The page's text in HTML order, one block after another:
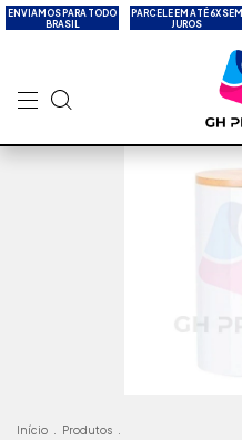
ENVIAMOS PARA TODO
BRASIL
PARCELE EM ATÉ 6X SEM
JUROS
Início Produtos